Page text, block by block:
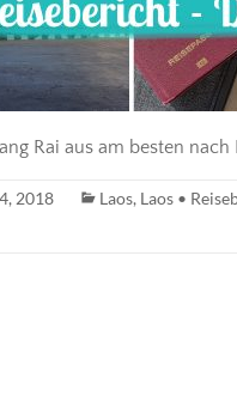
Rai aus am besten
2018 Laos, Laos •